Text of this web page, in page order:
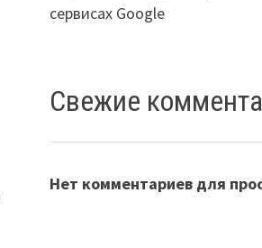
сервисах Google
Свежие
Нет комментариев для